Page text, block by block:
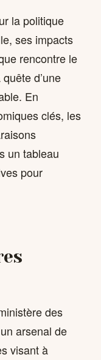
la politique
ses impacts
rencontre le
d’une
En
clés, les
un tableau
pour
des
arsenal de
visant à